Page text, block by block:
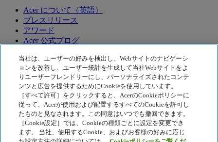
Acer について（英語）
プレスリリース
アワード
Acer 公式ブログ
テクノロジー
テクノロジー
Acer テクノロジー
McAfee
Acer Display Widget
プライバシーポリシー
当社は、ユーザーの好みを検出し、Webサイトのナビゲーシ
ョンを改善し、ユーザー統計を生成して当社Webサイトをよ
りユーザーフレンドリーにし、パーソナライズされたコンテ
ンツと広告を提供するためにCookieを使用しています。
［すべて許可］をクリックすると、AcerのCookieポリシーに
従って、Acerが使用および配置するすべてのCookieを許可し
たものと見なされます。この同意はいつでも撤回できます。
［Cookie設定］では、Cookieの種類ごとに設定を変更でき
ます。 当社、使用するCookie、およびお客様の好みに応じ